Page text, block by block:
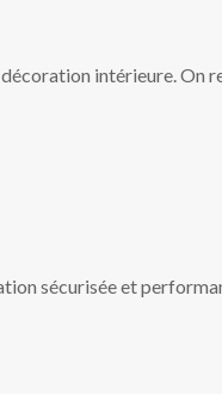
intérieure. On
sécurisée et